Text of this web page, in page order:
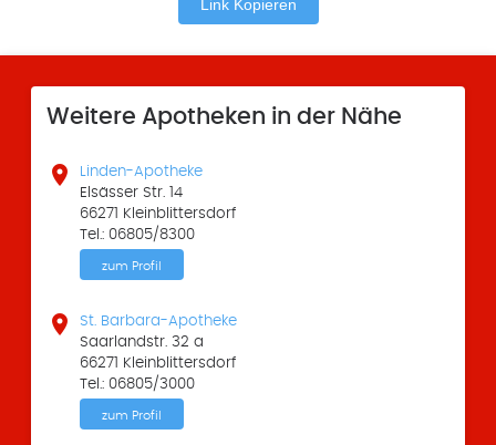
Link Kopieren
Weitere Apotheken in der Nähe

Linden-Apotheke
Elsässer Str. 14
66271 Kleinblittersdorf
Tel.: 06805/8300
zum Profil

St. Barbara-Apotheke
Saarlandstr. 32 a
66271 Kleinblittersdorf
Tel.: 06805/3000
zum Profil